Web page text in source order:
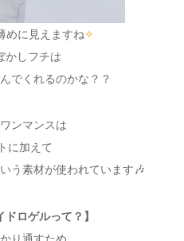
めに見えますね✧
かしフチは
でくれるのかな？？
ンマンスは
に加えて
う素材が使われています🎶
ドロゲルって？】